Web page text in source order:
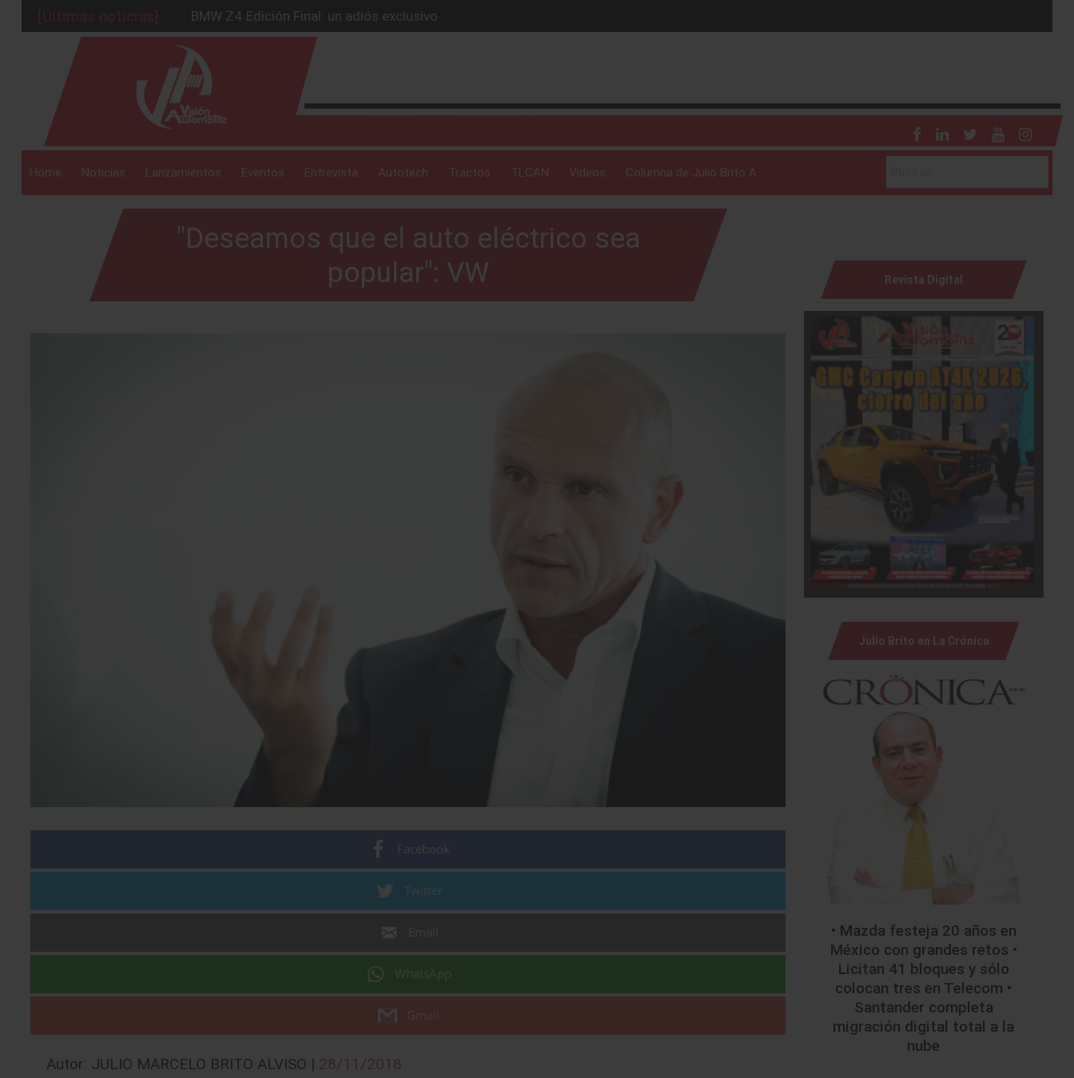
[Últimas noticias]
BMW Z4 Edición Final: un adiós exclusivo
Ford Edge Híbrida: la SUV que evoluciona
Ventas se estabilizan: INEGI
Será 2026, año de evolución profunda: Peñafiel
Chirey lanzará su primera pick-up en 2026
Home Noticias Lanzamientos Eventos Entrevista Autotech Tractos TLCAN Videos Columna de Julio Brito A.
"Deseamos que el auto eléctrico sea
popular": VW
Facebook
Twitter
WhatsApp
Gmail
Autor: JULIO MARCELO BRITO ALVISO | 28/11/2018
Revista Digital
Julio Brito en La Crónica
• Mazda festeja 20 años en
México con grandes retos •
Licitan 41 bloques y sólo
colocan tres en Telecom •
Santander completa
migración digital total a la
nube